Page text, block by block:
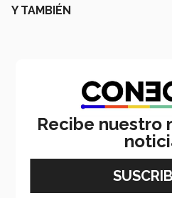
Y TAMBIÉN
Email
Recibe nuestro